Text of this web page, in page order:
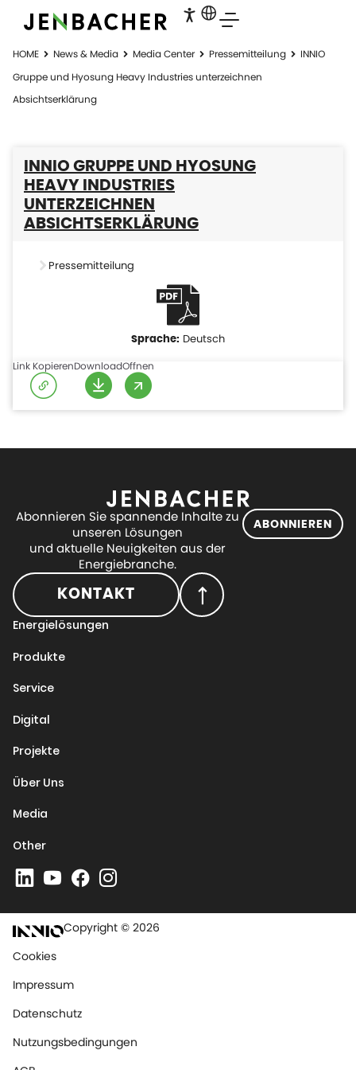
HOME News & Media Media Center Pressemitteilung
INNIO
Gruppe und Hyosung Heavy Industries unterzeichnen
Absichtserklärung
INNIO GRUPPE UND HYOSUNG
HEAVY INDUSTRIES
UNTERZEICHNEN
ABSICHTSERKLÄRUNG
Pressemitteilung
Deutsch
Link KopierenDownloadOffnen
Abonnieren Sie spannende Inhalte zu
unseren Lösungen
und aktuelle Neuigkeiten aus der
Energiebranche.
ABONNIEREN
KONTAKT
Energielösungen
Produkte
Service
Digital
Projekte
Über Uns
Media
Other
Copyright © 2026
Cookies
Impressum
Datenschutz
Nutzungsbedingungen